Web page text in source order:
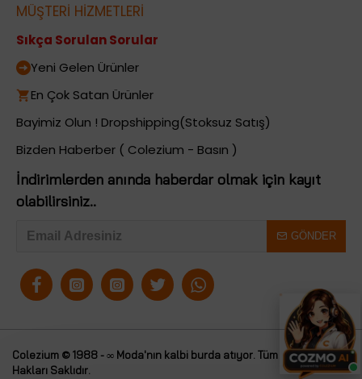
MÜŞTERİ HİZMETLERİ
Sıkça Sorulan Sorular
Yeni Gelen Ürünler
En Çok Satan Ürünler
Bayimiz Olun ! Dropshipping(Stoksuz Satış)
Bizden Haberber ( Colezium - Basın )
İndirimlerden anında haberdar olmak için kayıt
olabilirsiniz..
GÖNDER
Colezium © 1988 - ∞ Moda'nın kalbi burda atıyor. Tüm
Hakları Saklıdır.
Colezium